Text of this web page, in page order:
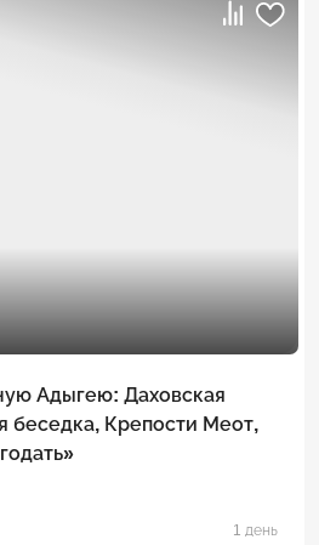
Адыгею: Даховская
беседка, Крепости Меот,
1 день